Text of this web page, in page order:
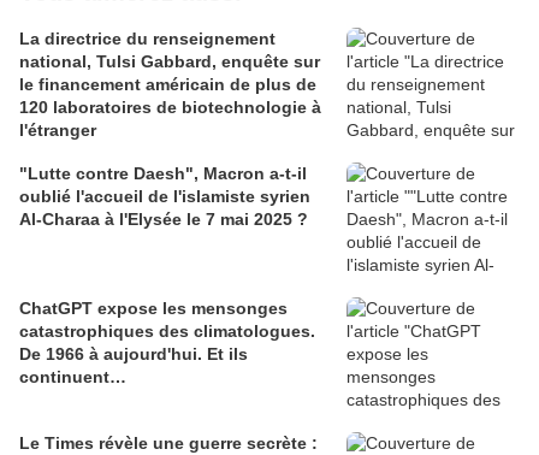
La directrice du renseignement
national, Tulsi Gabbard, enquête sur
le financement américain de plus de
120 laboratoires de biotechnologie à
l'étranger
"Lutte contre Daesh", Macron a-t-il
oublié l'accueil de l'islamiste syrien
Al-Charaa à l'Elysée le 7 mai 2025 ?
ChatGPT expose les mensonges
catastrophiques des climatologues.
De 1966 à aujourd'hui. Et ils
continuent…
Le Times révèle une guerre secrète :